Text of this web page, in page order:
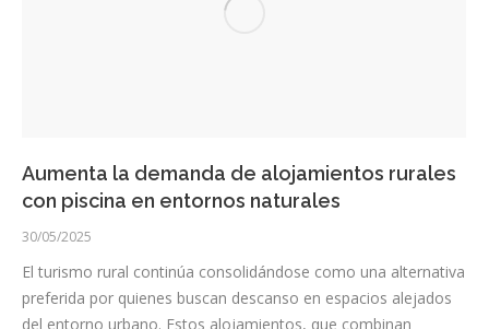
Aumenta la demanda de alojamientos rurales
con piscina en entornos naturales
30/05/2025
El turismo rural continúa consolidándose como una alternativa
preferida por quienes buscan descanso en espacios alejados
del entorno urbano. Estos alojamientos, que combinan